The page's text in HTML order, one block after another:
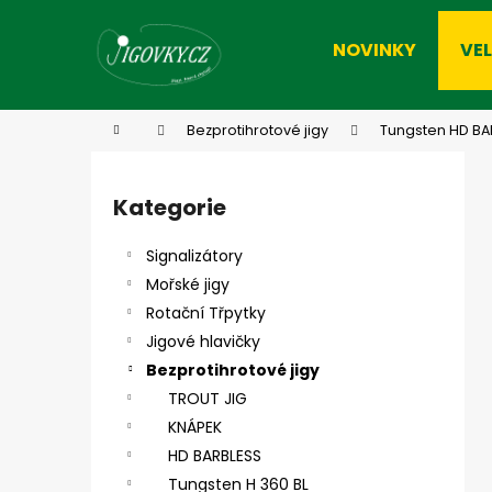
NOVINKY
Domů Bezprotihrotové jigy Tungsten HD
Přeskočit
kategorie
Kategorie
Signalizátory
Mořské jigy
Rotační Třpytky
Jigové hlavičky
Bezprotihrotové jigy
TROUT JIG
KNÁPEK
HD BARBLESS
Tungsten H 360 BL
Zpět
Zpět